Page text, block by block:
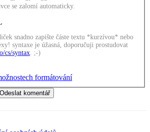
se zalomí automaticky.
snadno zapište částe textu *kurzívou* nebo
syntaxe je úžasná, doporučuji prostudovat
cs/syntax . ;-)
formátování